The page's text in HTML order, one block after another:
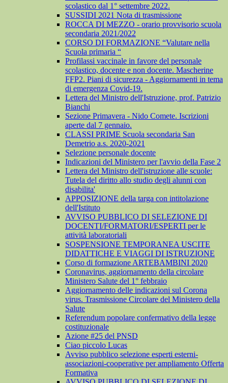
scolastico dal 1° settembre 2022.
SUSSIDI 2021 Nota di trasmissione
ROCCA DI MEZZO - orario provvisorio scuola
secondaria 2021/2022
CORSO DI FORMAZIONE “Valutare nella
Scuola primaria “
Profilassi vaccinale in favore del personale
scolastico, docente e non docente. Mascherine
FFP2. Piani di sicurezza - Aggiornamenti in tema
di emergenza Covid-19.
Lettera del Ministro dell'Istruzione, prof. Patrizio
Bianchi
Sezione Primavera - Nido Comete. Iscrizioni
aperte dal 7 gennaio.
CLASSI PRIME Scuola secondaria San
Demetrio a.s. 2020-2021
Selezione personale docente
Indicazioni del Ministero per l'avvio della Fase 2
Lettera del Ministro dell'istruzione alle scuole:
Tutela del diritto allo studio degli alunni con
disabilita'
APPOSIZIONE della targa con intitolazione
dell'Istituto
AVVISO PUBBLICO DI SELEZIONE DI
DOCENTI/FORMATORI/ESPERTI per le
attività laboratoriali
SOSPENSIONE TEMPORANEA USCITE
DIDATTICHE E VIAGGI DI ISTRUZIONE
Corso di formazione ARTEBAMBINI 2020
Coronavirus, aggiornamento della circolare
Ministero Salute del 1° febbraio
Aggiornamento delle indicazioni sul Corona
virus. Trasmissione Circolare del Ministero della
Salute
Referendum popolare confermativo della legge
costituzionale
Azione #25 del PNSD
Ciao piccolo Lucas
Avviso pubblico selezione esperti esterni-
associazioni-cooperative per ampliamento Offerta
Formativa